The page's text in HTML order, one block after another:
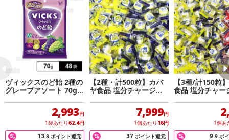
のでご了承ください。
【キャンセルについて】
※お申込み後のキャンセルはお受けできません。
記載されている内容を必ずご確認いただき、お届けする商品セット
にご納得いただきましたうえでお申し込みください。
※パッケージ変更や商品リニューアル（成分など含む）等により、
参考の掲載画像や画像内のバーコードなど、お届け商品と多少異な
る場合がございます。
また、[新たな加工食品の原料原産地表示制度]の経過措置期間の終
了により、商品詳細内に記載の原産国・原材料の表記が旧表記の場
合がございます。
ヴィックスのど飴 2種の
グレープアソート 70g
2,993円
1袋あたり62.4円
13.8 ポイント還元
【2種・計500粒】カバ
ヤ食品 塩分チャージタ
ブレッツ（スポーツドリ
ンク味・塩レモン味）詰
7,999円
1個あたり 16円
37 ポイント還元
【3種/計150粒
食品 塩分チャー
ポーツドリンク
1個あ
9.9 ポ